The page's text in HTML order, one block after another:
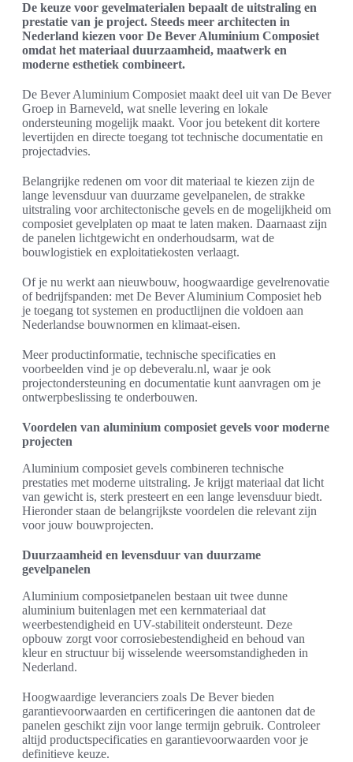
De keuze voor gevelmaterialen bepaalt de uitstraling en
prestatie van je project. Steeds meer architecten in
Nederland kiezen voor De Bever Aluminium Composiet
omdat het materiaal duurzaamheid, maatwerk en
moderne esthetiek combineert.
De Bever Aluminium Composiet maakt deel uit van De Bever
Groep in Barneveld, wat snelle levering en lokale
ondersteuning mogelijk maakt. Voor jou betekent dit kortere
levertijden en directe toegang tot technische documentatie en
projectadvies.
Belangrijke redenen om voor dit materiaal te kiezen zijn de
lange levensduur van duurzame gevelpanelen, de strakke
uitstraling voor architectonische gevels en de mogelijkheid om
composiet gevelplaten op maat te laten maken. Daarnaast zijn
de panelen lichtgewicht en onderhoudsarm, wat de
bouwlogistiek en exploitatiekosten verlaagt.
Of je nu werkt aan nieuwbouw, hoogwaardige gevelrenovatie
of bedrijfspanden: met De Bever Aluminium Composiet heb
je toegang tot systemen en productlijnen die voldoen aan
Nederlandse bouwnormen en klimaat-eisen.
Meer productinformatie, technische specificaties en
voorbeelden vind je op debeveralu.nl, waar je ook
projectondersteuning en documentatie kunt aanvragen om je
ontwerpbeslissing te onderbouwen.
Voordelen van aluminium composiet gevels voor moderne
projecten
Aluminium composiet gevels combineren technische
prestaties met moderne uitstraling. Je krijgt materiaal dat licht
van gewicht is, sterk presteert en een lange levensduur biedt.
Hieronder staan de belangrijkste voordelen die relevant zijn
voor jouw bouwprojecten.
Duurzaamheid en levensduur van duurzame
gevelpanelen
Aluminium composietpanelen bestaan uit twee dunne
aluminium buitenlagen met een kernmateriaal dat
weerbestendigheid en UV-stabiliteit ondersteunt. Deze
opbouw zorgt voor corrosiebestendigheid en behoud van
kleur en structuur bij wisselende weersomstandigheden in
Nederland.
Hoogwaardige leveranciers zoals De Bever bieden
garantievoorwaarden en certificeringen die aantonen dat de
panelen geschikt zijn voor lange termijn gebruik. Controleer
altijd productspecificaties en garantievoorwaarden voor je
definitieve keuze.